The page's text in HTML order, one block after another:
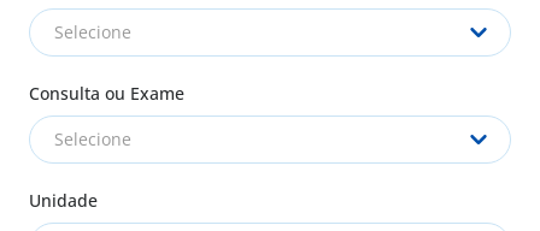
Selecione
Consulta ou Exame
Selecione
Unidade